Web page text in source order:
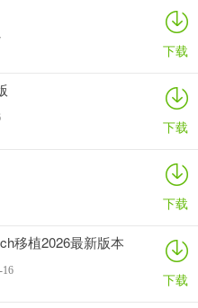
下载
下载
下载
移植2026最新版本
16 下载